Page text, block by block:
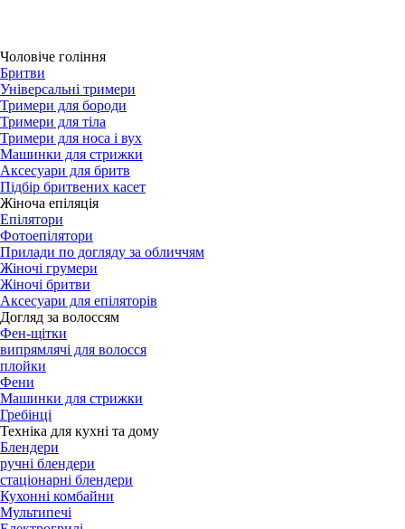
Чоловіче гоління
Бритви
Універсальні тримери
Тримери для бороди
Тримери для тіла
Тримери для носа і вух
Машинки для стрижки
Аксесуари для бритв
Підбір бритвених касет
Жіноча епіляція
Епілятори
Фотоепілятори
Прилади по догляду за обличчям
Жіночі грумери
Жіночі бритви
Аксесуари для епіляторів
Догляд за волоссям
Фен-щітки
випрямлячі для волосся
плойки
Фени
Машинки для стрижки
Гребінці
Техніка для кухні та дому
Блендери
ручні блендери
стаціонарні блендери
Кухонні комбайни
Мультипечі